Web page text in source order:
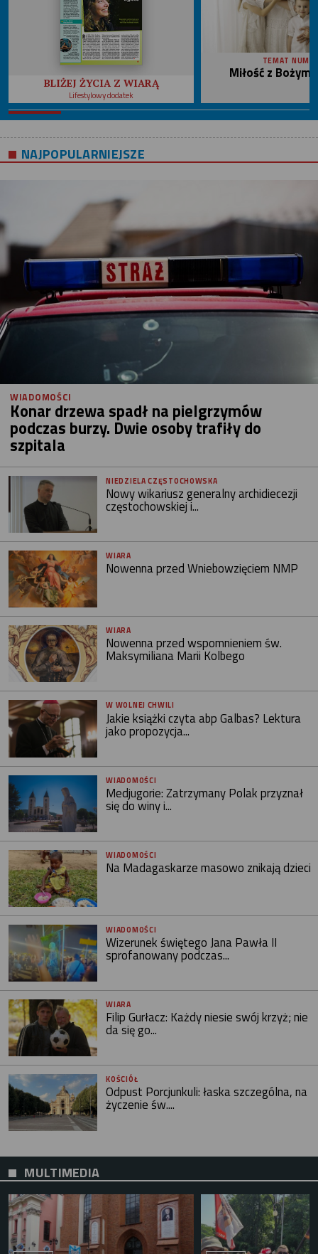
BLIŻEJ ŻYCIA Z WIARĄ
Lifestylowy dodatek
TEMAT
Miłość z
NAJPOPULARNIEJSZE
WIADOMOŚCI
Konar drzewa spadł na pielgrzymów
podczas burzy. Dwie osoby trafiły do
szpitala
NIEDZIELA CZĘSTOCHOWSKA
Nowy wikariusz generalny archidiecezji
częstochowskiej i...
WIARA
Nowenna przed Wniebowzięciem NMP
WIARA
Nowenna przed wspomnieniem św.
Maksymiliana Marii Kolbego
W WOLNEJ CHWILI
Jakie książki czyta abp Galbas? Lektura
jako propozycja...
WIADOMOŚCI
Medjugorie: Zatrzymany Polak przyznał
się do winy i...
WIADOMOŚCI
Na Madagaskarze masowo znikają dzieci
WIADOMOŚCI
Wizerunek świętego Jana Pawła II
sprofanowany podczas...
WIARA
Filip Gurłacz: Każdy niesie swój krzyż; nie
da się go...
KOŚCIÓŁ
Odpust Porcjunkuli: łaska szczególna, na
życzenie św....
MULTIMEDIA